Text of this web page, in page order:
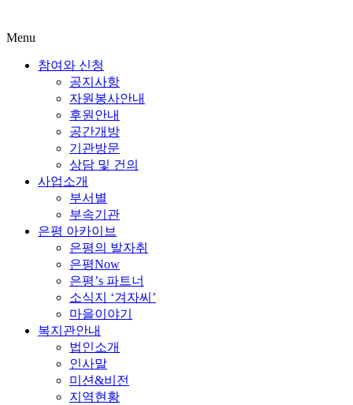
Menu
참여와 신청
공지사항
자원봉사안내
후원안내
공간개방
기관방문
상담 및 건의
사업소개
부서별
부속기관
은평 아카이브
은평의 발자취
은평Now
은평’s 파트너
소식지 ‘겨자씨’
마을이야기
복지관안내
법인소개
인사말
미션&비전
지역현황